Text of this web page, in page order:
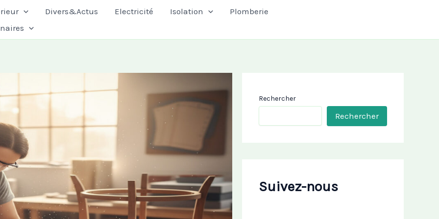
Divers&Actus Electricité Isolation
Plomberie
Rechercher
Rechercher
Suivez-nous